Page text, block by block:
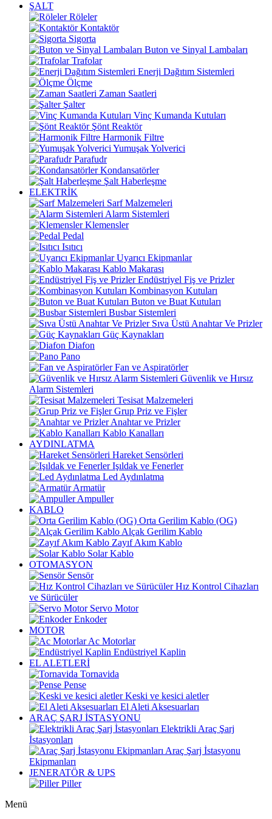
ŞALT
Röleler
Kontaktör
Sigorta
Buton ve Sinyal Lambaları
Trafolar
Enerji Dağıtım Sistemleri
Ölçme
Zaman Saatleri
Şalter
Vinç Kumanda Kutuları
Şönt Reaktör
Harmonik Filtre
Yumuşak Yolverici
Parafudr
Kondansatörler
Şalt Haberleşme
ELEKTRİK
Sarf Malzemeleri
Alarm Sistemleri
Klemensler
Pedal
Isıtıcı
Uyarıcı Ekipmanlar
Kablo Makarası
Endüstriyel Fiş ve Prizler
Kombinasyon Kutuları
Buton ve Buat Kutuları
Busbar Sistemleri
Sıva Üstü Anahtar Ve Prizler
Güç Kaynakları
Diafon
Pano
Fan ve Aspiratörler
Güvenlik ve Hırsız
Alarm Sistemleri
Tesisat Malzemeleri
Grup Priz ve Fişler
Anahtar ve Prizler
Kablo Kanalları
AYDINLATMA
Hareket Sensörleri
Işıldak ve Fenerler
Led Aydınlatma
Armatür
Ampuller
KABLO
Orta Gerilim Kablo (OG)
Alçak Gerilim Kablo
Zayıf Akım Kablo
Solar Kablo
OTOMASYON
Sensör
Hız Kontrol Cihazları
ve Sürücüler
Servo Motor
Enkoder
MOTOR
Ac Motorlar
Endüstriyel Kaplin
EL ALETLERİ
Tornavida
Pense
Keski ve kesici aletler
El Aleti Aksesuarları
ARAÇ ŞARJ İSTASYONU
Elektrikli Araç Şarj
İstasyonları
Araç Şarj İstasyonu
Ekipmanları
JENERATÖR & UPS
Piller
Menü